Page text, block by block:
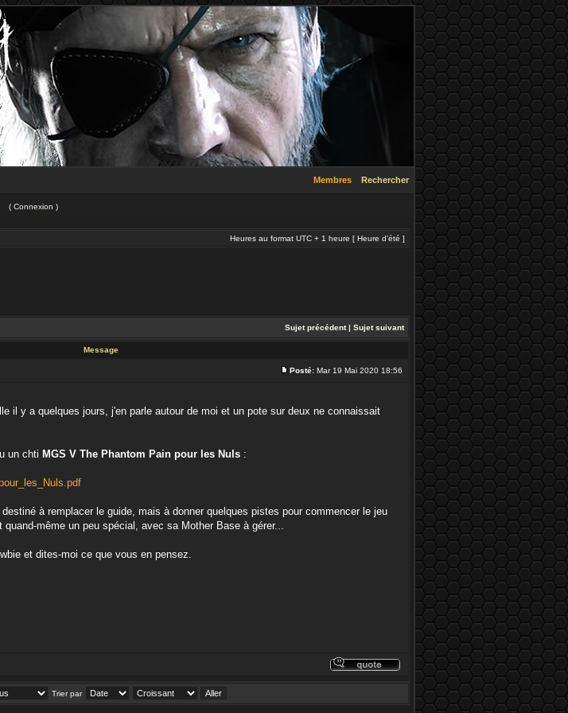
Rechercher
Membres
( Connexion )
Heures au format UTC + 1 heure [ Heure d’été ]
Sujet précédent| Sujet suivant
Message
Posté: Mar 19 Mai 2020 18:56
il y a quelques jours, j'en parle autour de moi et un pote sur deux ne connaissait
un chti MGS V The Phantom Pain pour les Nuls :
à remplacer le guide, mais à donner quelques pistes pour commencer le jeu
même un peu spécial, avec sa Mother Base à gérer...
et dites-moi ce que vous en pensez.
Trier par